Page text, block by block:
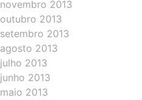
novembro 2013
outubro 2013
setembro 2013
agosto 2013
julho 2013
junho 2013
maio 2013